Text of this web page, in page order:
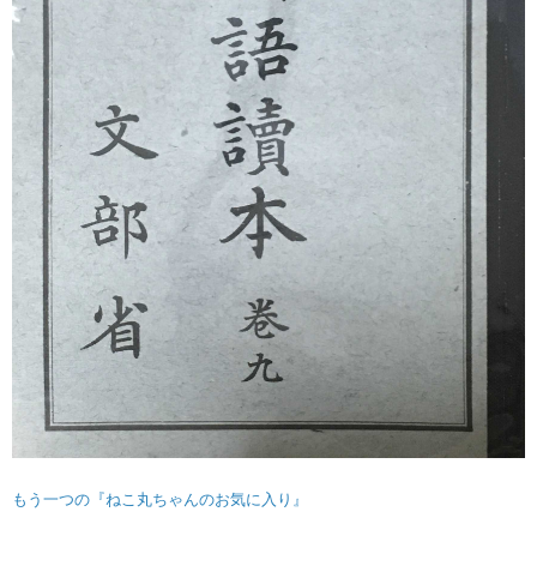
もう一つの『ねこ丸ちゃんのお気に入り』